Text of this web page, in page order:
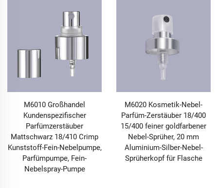
M6010 Großhandel
Kundenspezifischer
Parfümzerstäuber
Mattschwarz 18/410 Crimp
Kunststoff-Fein-Nebelpumpe,
Parfümpumpe, Fein-
Nebelspray-Pumpe
M6020 Kosmetik-Nebel-
Parfüm-Zerstäuber 18/400
15/400 feiner goldfarbener
Nebel-Sprüher, 20 mm
Aluminium-Silber-Nebel-
Sprüherkopf für Flasche